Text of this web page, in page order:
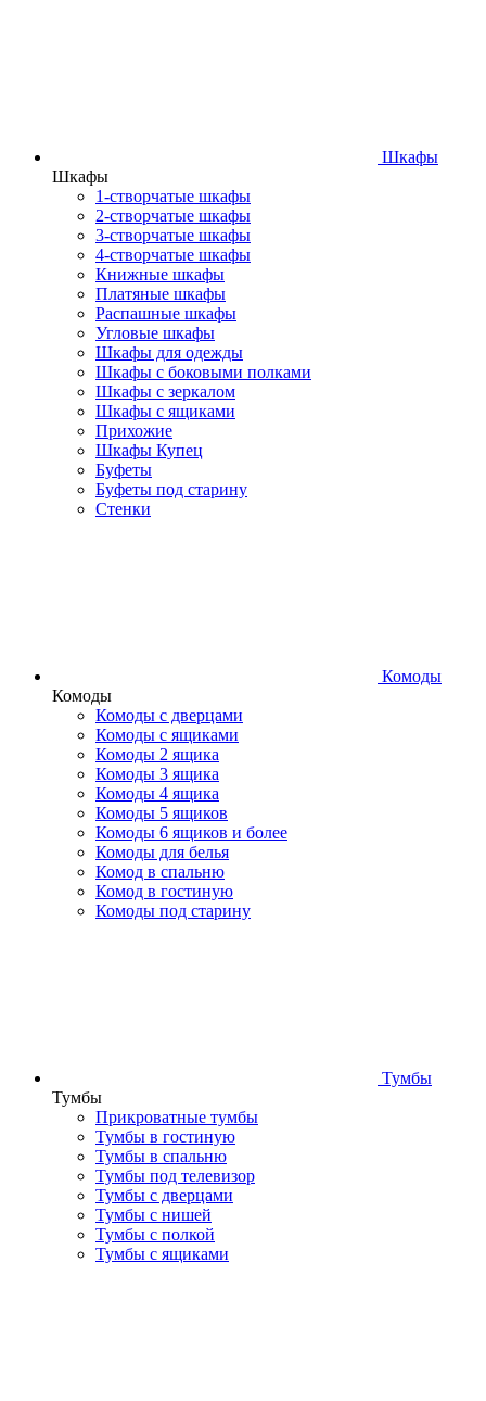
Шкафы
Шкафы
1-створчатые шкафы
2-створчатые шкафы
3-створчатые шкафы
4-створчатые шкафы
Книжные шкафы
Платяные шкафы
Распашные шкафы
Угловые шкафы
Шкафы для одежды
Шкафы с боковыми полками
Шкафы с зеркалом
Шкафы с ящиками
Прихожие
Шкафы Купец
Буфеты
Буфеты под старину
Стенки
Комоды
Комоды
Комоды с дверцами
Комоды с ящиками
Комоды 2 ящика
Комоды 3 ящика
Комоды 4 ящика
Комоды 5 ящиков
Комоды 6 ящиков и более
Комоды для белья
Комод в спальню
Комод в гостиную
Комоды под старину
Тумбы
Тумбы
Прикроватные тумбы
Тумбы в гостиную
Тумбы в спальню
Тумбы под телевизор
Тумбы с дверцами
Тумбы с нишей
Тумбы с полкой
Тумбы с ящиками